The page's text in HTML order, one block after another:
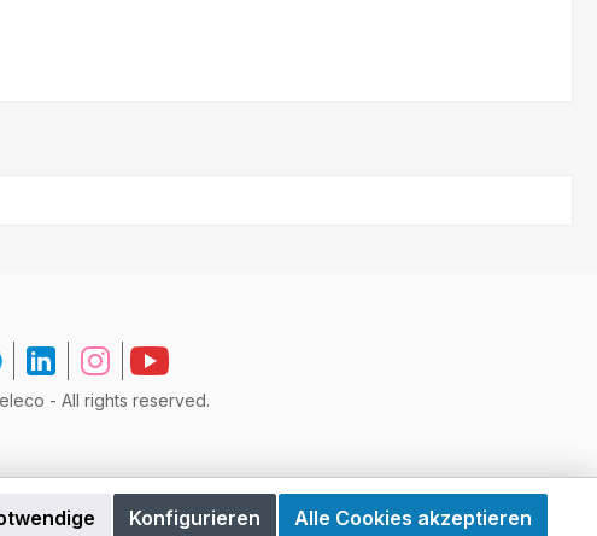
- All rights reserved.
Konfigurieren Alle Cookies akzeptieren